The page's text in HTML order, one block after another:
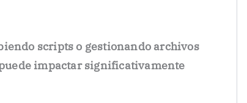
scripts o gestionando archivos
impactar significativamente